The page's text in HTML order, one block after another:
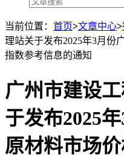
当前位置： 首页>文章中心>
理站关于发布2025年3月份
指数参考信息的通知
广州市建设
于发布2025
原材料市场